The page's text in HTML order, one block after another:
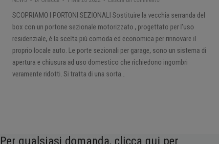
SCOPRIAMO I PORTONI SEZIONALI Sostituire la vecchia serranda del
box con un portone sezionale motorizzato , progettato per l’uso
residenziale, è la scelta più comoda ed economica per rinnovare il
proprio locale auto. Le porte sezionali per garage, sono un sistema di
apertura e chiusura ad uso domestico che richiedono ingombri
veramente ridotti. Si tratta di una sorta…
Per qualsiasi domanda, clicca qui per